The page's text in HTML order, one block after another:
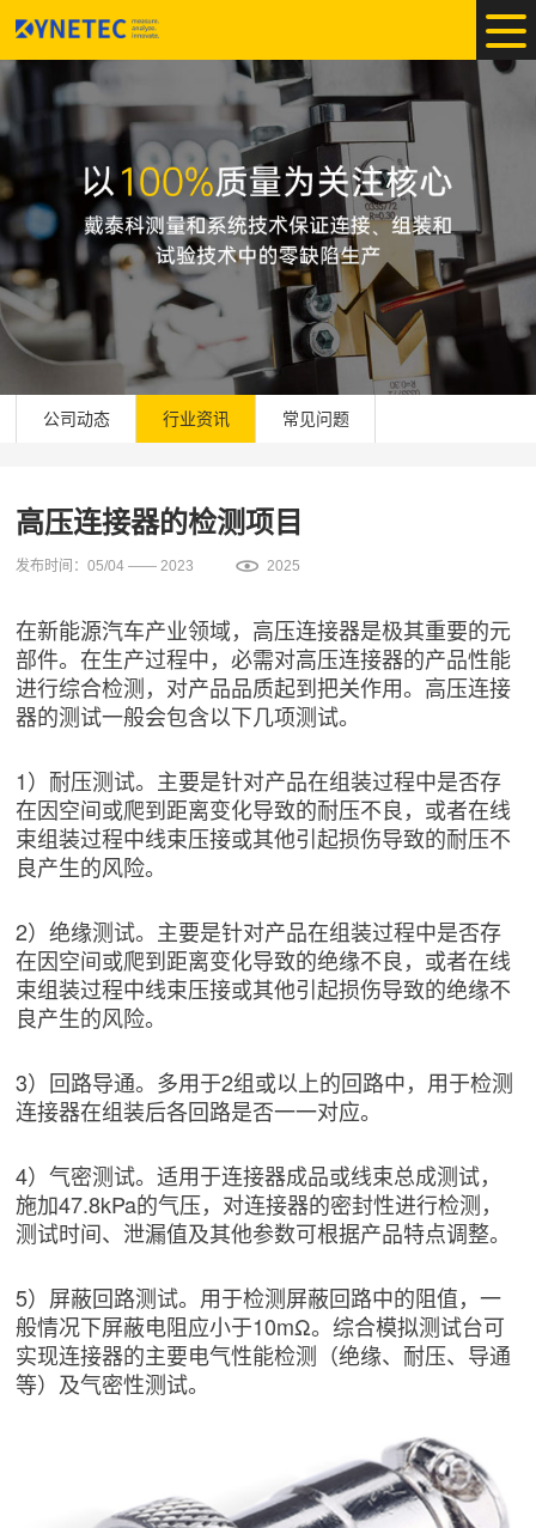
公司动态 行业资讯 常见问题
高压连接器的检测项目
发布时间：05/04 —— 2023 2025
在新能源汽车产业领域，高压连接器是极其重要的元
部件。在生产过程中，必需对高压连接器的产品性能
进行综合检测，对产品品质起到把关作用。高压连接
器的测试一般会包含以下几项测试。
1）耐压测试。主要是针对产品在组装过程中是否存
在因空间或爬到距离变化导致的耐压不良，或者在线
束组装过程中线束压接或其他引起损伤导致的耐压不
良产生的风险。
2）绝缘测试。主要是针对产品在组装过程中是否存
在因空间或爬到距离变化导致的绝缘不良，或者在线
束组装过程中线束压接或其他引起损伤导致的绝缘不
良产生的风险。
3）回路导通。多用于2组或以上的回路中，用于检测
连接器在组装后各回路是否一一对应。
4）气密测试。适用于连接器成品或线束总成测试，
施加47.8kPa的气压，对连接器的密封性进行检测，
测试时间、泄漏值及其他参数可根据产品特点调整。
5）屏蔽回路测试。用于检测屏蔽回路中的阻值，一
般情况下屏蔽电阻应小于10mΩ。综合模拟测试台可
实现连接器的主要电气性能检测（绝缘、耐压、导通
等）及气密性测试。